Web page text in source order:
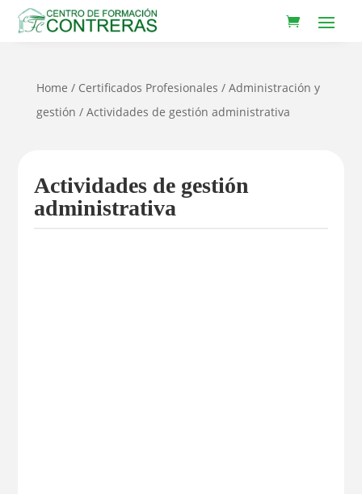
Home / Certificados Profesionales / Administración y
gestión / Actividades de gestión administrativa
Actividades de gestión
administrativa